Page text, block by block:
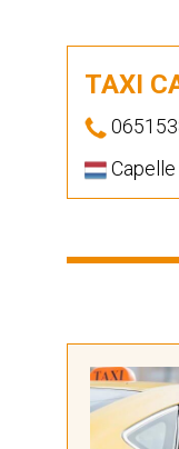
TAXI